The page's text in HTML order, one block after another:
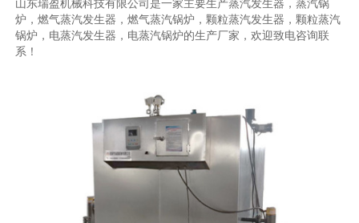
山东瑞盈机械科技有限公司是一家主要生产蒸汽发生器，蒸汽锅
炉，燃气蒸汽发生器，燃气蒸汽锅炉，颗粒蒸汽发生器，颗粒蒸汽
锅炉，电蒸汽发生器，电蒸汽锅炉的生产厂家，欢迎致电咨询联
系！